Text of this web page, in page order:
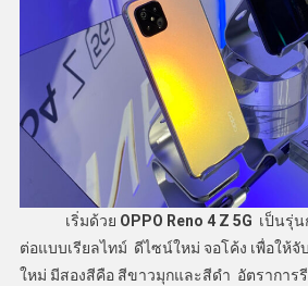
เริ่มด้วย OPPO Reno 4 Z 5G เป็นรุ่น
ต่อแบบเรียลไทม์ ดีไซน์ใหม่ จอโค้ง เพื่อให้
ใหม่ มีสองสีคือ สีขาวมุกและสีดำ อัตราการ